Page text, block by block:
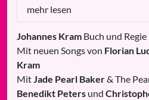
mehr lesen
Johannes Kram Buch und Regie
Mit neuen Songs von Florian
Kram
Mit Jade Pearl Baker& The
Benedikt Peters und